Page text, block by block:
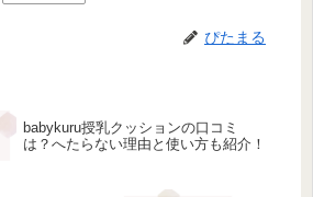
ぴたまる
babykuru授乳クッションの口コミ
は？へたらない理由と使い方も紹介！